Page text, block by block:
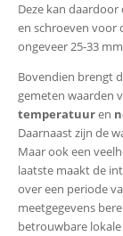
Deze kan
en schroeven voor
ongeveer 25-33
Bovendien brengt
gemeten waarden
temperatuuren
Daarnaast zijn de
Maar ook een
laatste maakt de
over een periode
meetgegevens
betrouwbare